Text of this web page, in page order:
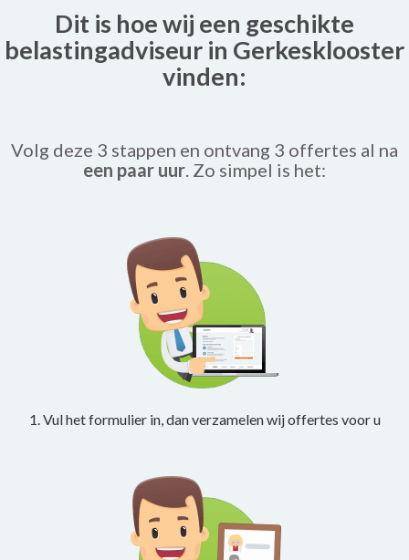
Dit is hoe wij een geschikte
belastingadviseur in Gerkesklooster
vinden:
Volg deze 3 stappen en ontvang 3 offertes al na
een paar uur. Zo simpel is het:
1. Vul het formulier in, dan verzamelen wij offertes voor u